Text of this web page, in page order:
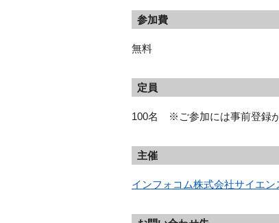
参加費
無料
定員
100名 ※ご参加には事前登録が
主催
インフォコム株式会社サイエン